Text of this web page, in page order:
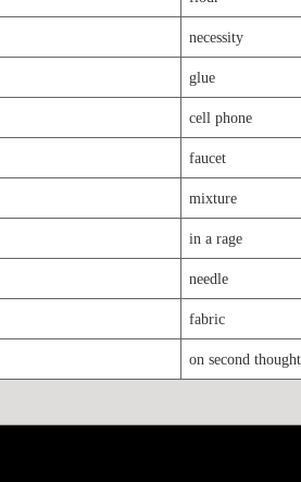
necessity
glue
cell phone
faucet
mixture
in a rage
needle
fabric
on second thought